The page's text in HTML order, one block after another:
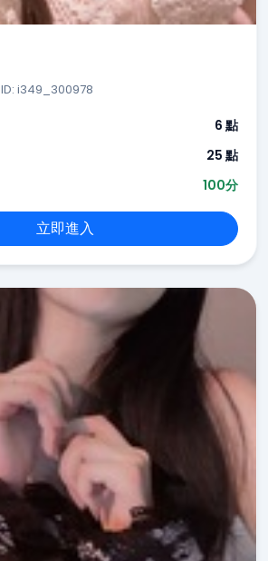
ID: i349_300978
6 點
25 點
100分
立即進入